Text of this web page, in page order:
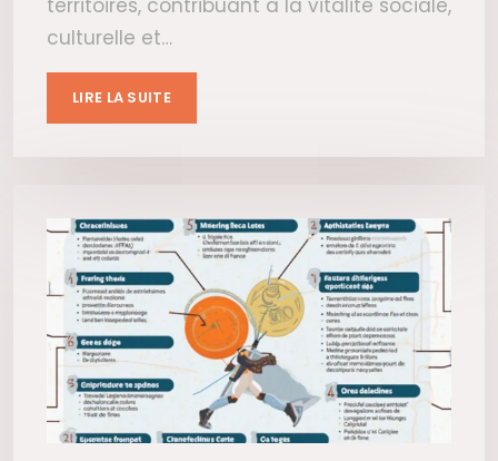
territoires, contribuant à la vitalité sociale,
culturelle et…
LIRE LA SUITE